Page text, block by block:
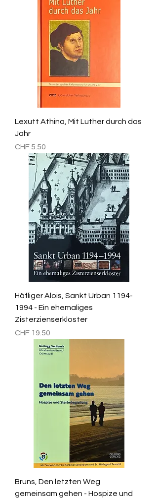
Lexutt Athina, Mit Luther durch das
Jahr
Preis
CHF 5.50
Häfliger Alois, Sankt Urban 1194-
1994 - Ein ehemaliges
Zisterzienserkloster
Preis
CHF 19.50
Bruns, Den letzten Weg
gemeinsam gehen - Hospize und